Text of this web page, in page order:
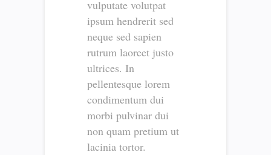
vulputate volutpat
ipsum hendrerit sed
neque sed sapien
rutrum laoreet justo
ultrices. In
pellentesque lorem
condimentum dui
morbi pulvinar dui
non quam pretium ut
lacinia tortor.